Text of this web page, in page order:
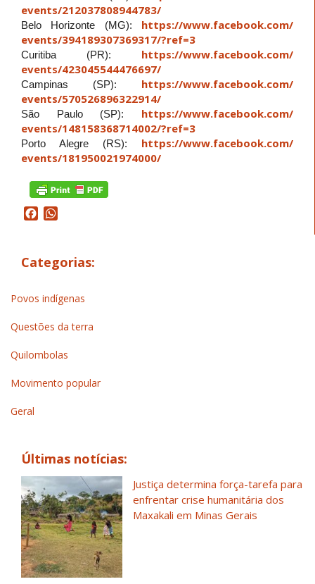
events/212037808944783/
Belo Horizonte (MG): https://www.facebook.com/
events/394189307369317/?ref=3
Curitiba (PR): https://www.facebook.com/
events/423045544476697/
Campinas (SP): https://www.facebook.com/
events/570526896322914/
São Paulo (SP): https://www.facebook.com/
events/148158368714002/?ref=3
Porto Alegre (RS): https://www.facebook.com/
events/181950021974000/
Facebook
Categorias:
Povos indígenas
Questões da terra
Quilombolas
Movimento popular
Geral
Últimas notícias:
Justiça determina força-tarefa para
enfrentar crise humanitária dos
Maxakali em Minas Gerais